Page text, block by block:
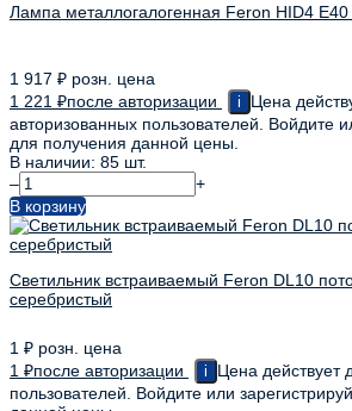
Лампа металлогалогенная Feron HID4
1 917 ₽ розн. цена
1 221 ₽после авторизации i
Цена
авторизованных пользователей. Войдите
для получения данной цены.
В наличии: 85 шт.
–
+
В корзину
Светильник встраиваемый Feron DL10
серебристый
1 ₽ розн. цена
1 ₽после авторизации i
Цена действует
пользователей. Войдите или